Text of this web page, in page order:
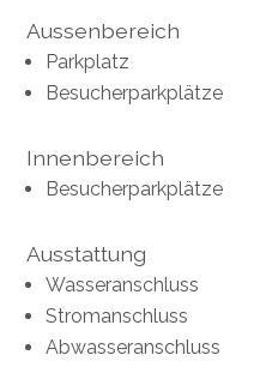
Aussenbereich
Parkplatz
Besucherparkplätze
Innenbereich
Besucherparkplätze
Ausstattung
Wasseranschluss
Stromanschluss
Abwasseranschluss